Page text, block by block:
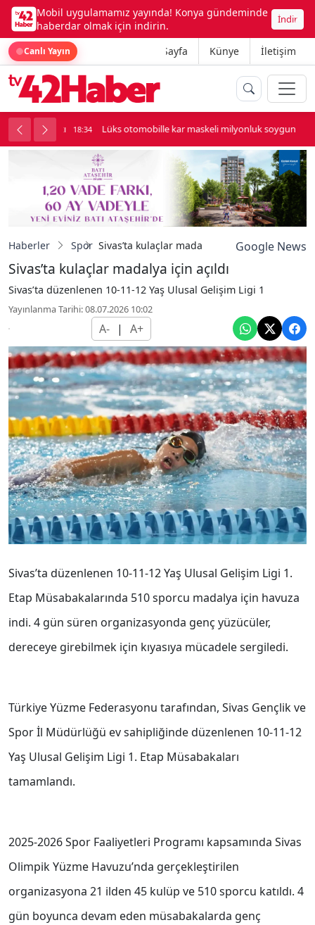
Mobil uygulamamız yayında! Konya gündeminde
haberdar olmak için indirin.
İndir
Canlı Yayın Ana Sayfa Künye İletişim
kavga çıktı 18:34 Lüks otomobille kar maskeli milyonluk soygun
Haberler Spor Sivas’ta kulaçlar madalya için açıldıGoogle News
Sivas’ta kulaçlar madalya için açıldı
Sivas’ta düzenlenen 10-11-12 Yaş Ulusal Gelişim Ligi 1
Yayınlanma Tarihi: 08.07.2026 10:02
A- | A+
Sivas’ta düzenlenen 10-11-12 Yaş Ulusal Gelişim Ligi 1.
Etap Müsabakalarında 510 sporcu madalya için havuza
indi. 4 gün süren organizasyonda genç yüzücüler,
dereceye girebilmek için kıyasıya mücadele sergiledi.
Türkiye Yüzme Federasyonu tarafından, Sivas Gençlik ve
Spor İl Müdürlüğü ev sahipliğinde düzenlenen 10-11-12
Yaş Ulusal Gelişim Ligi 1. Etap Müsabakaları
tamamlandı.
2025-2026 Spor Faaliyetleri Programı kapsamında Sivas
Olimpik Yüzme Havuzu’nda gerçekleştirilen
organizasyona 21 ilden 45 kulüp ve 510 sporcu katıldı. 4
gün boyunca devam eden müsabakalarda genç